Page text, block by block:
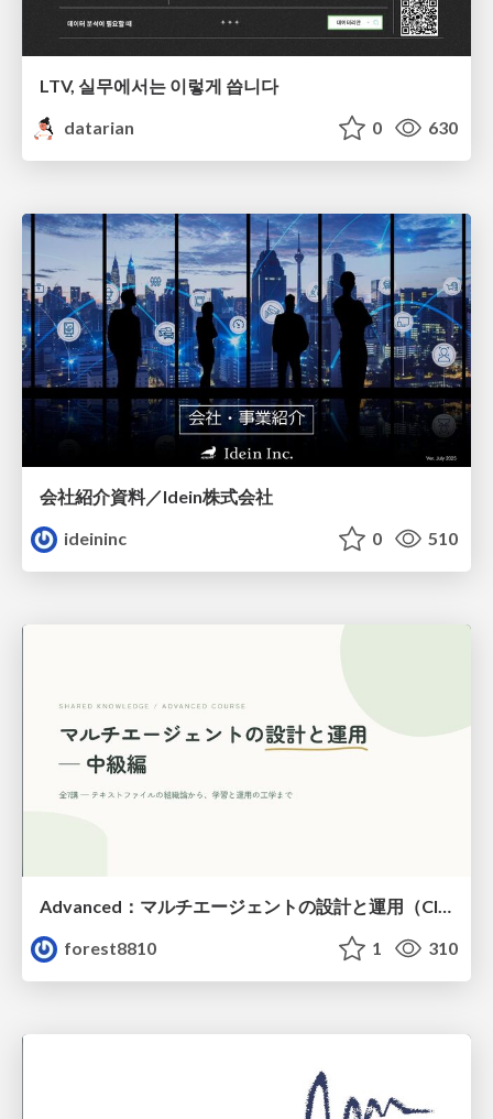
LTV, 실무에서는 이렇게 씁니다
datarian
0 630
会社紹介資料／Idein株式会社
ideininc
0 510
Advanced：マルチエージェントの設計と運用（Claude Code）
forest8810
1 310